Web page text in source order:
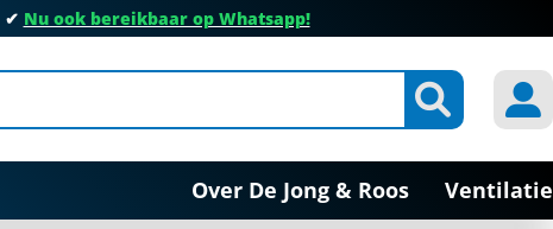
✔ Nu ook bereikbaar op Whatsapp!
Over De Jong & Roos Ventilatie